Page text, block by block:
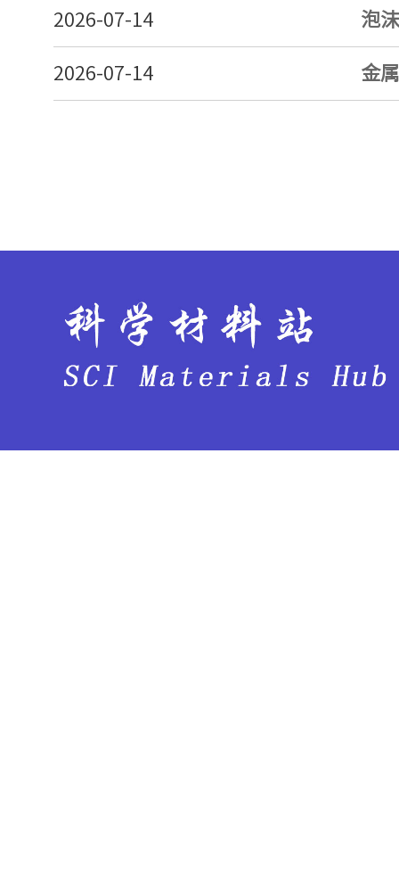
2026-07-14 泡
2026-07-14 金